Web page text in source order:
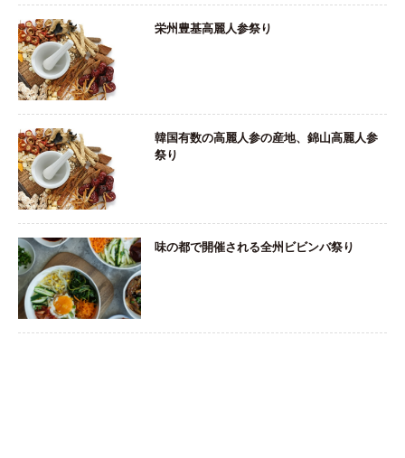
栄州豊基高麗人参祭り
韓国有数の高麗人参の産地、錦山高麗人参
祭り
味の都で開催される全州ビビンバ祭り